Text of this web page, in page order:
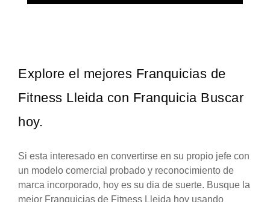
Explore el mejores Franquicias de
Fitness Lleida con Franquicia Buscar
hoy.
Si esta interesado en convertirse en su propio jefe con
un modelo comercial probado y reconocimiento de
marca incorporado, hoy es su dia de suerte. Busque la
mejor Franquicias de Fitness Lleida hoy usando